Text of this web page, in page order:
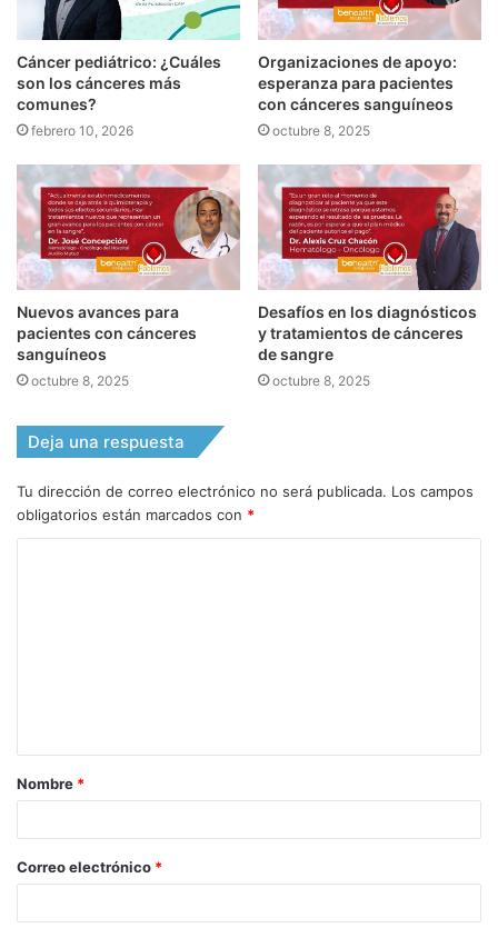
Cáncer pediátrico: ¿Cuáles
son los cánceres más
comunes?
febrero 10, 2026
Organizaciones de apoyo:
esperanza para pacientes
con cánceres sanguíneos
octubre 8, 2025
Nuevos avances para
pacientes con cánceres
sanguíneos
octubre 8, 2025
Desafíos en los diagnósticos
y tratamientos de cánceres
de sangre
octubre 8, 2025
Deja una respuesta
Tu dirección de correo electrónico no será publicada. Los campos
obligatorios están marcados con *
a
r
*
Nombre *
Correo electrónico *